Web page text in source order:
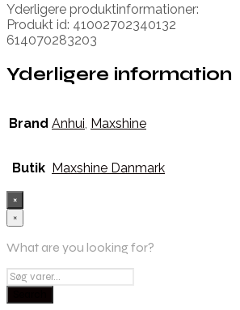
Yderligere produktinformationer:
Produkt id: 41002702340132
614070283203
Yderligere information
Brand Anhui, Maxshine
Butik Maxshine Danmark
×
×
What are you looking for?